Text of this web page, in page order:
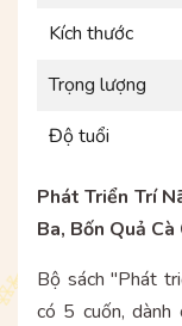
Kích thước
Trọng lượng
Độ tuổi
Phát Triển Trí
Ba, Bốn Quả
Bộ sách "Phát
có 5 cuốn,